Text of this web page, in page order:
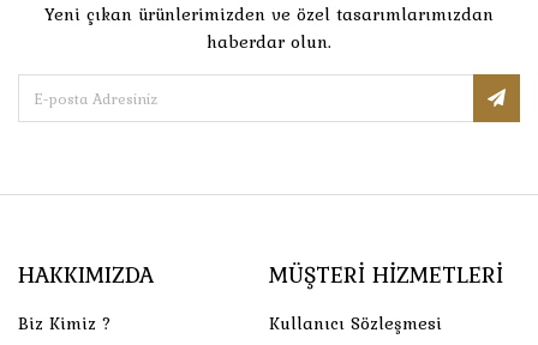
Yeni çıkan ürünlerimizden ve özel tasarımlarımızdan
haberdar olun.
HAKKIMIZDA
Biz Kimiz ?
MÜŞTERI HIZMETLERI
Kullanıcı Sözleşmesi